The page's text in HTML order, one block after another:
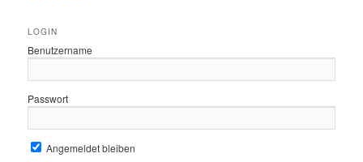
LOGIN
Benutzername
Passwort
Angemeldet bleiben